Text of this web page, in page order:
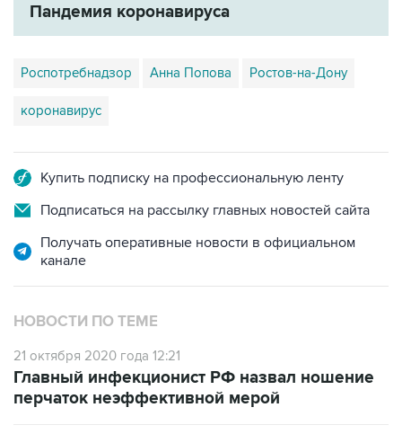
Пандемия коронавируса
Роспотребнадзор Анна Попова Ростов-на-Дону
коронавирус
Купить подписку на профессиональную ленту
Подписаться на рассылку главных новостей сайта
Получать оперативные новости в официальном
канале
НОВОСТИ ПО ТЕМЕ
21 октября 2020 года 12:21
Главный инфекционист РФ назвал ношение
перчаток неэффективной мерой